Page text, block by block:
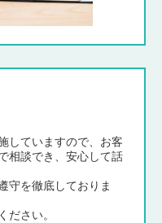
していますので、お客
相談でき、安心して話
守を徹底しておりま
ださい。